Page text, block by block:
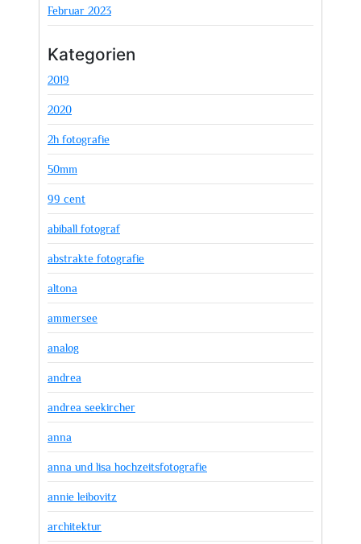
Februar 2023
Kategorien
2019
2020
2h fotografie
50mm
99 cent
abiball fotograf
abstrakte fotografie
altona
ammersee
analog
andrea
andrea seekircher
anna
anna und lisa hochzeitsfotografie
annie leibovitz
architektur